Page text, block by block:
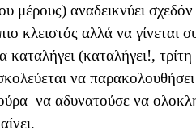
μέρους) αναδεικνύει
κλειστός αλλά να γίνεται
(καταλήγει!, τρίτη
να
να αδυνατούσε να